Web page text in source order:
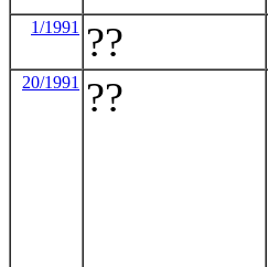
1/1991 ??
20/1991 ??